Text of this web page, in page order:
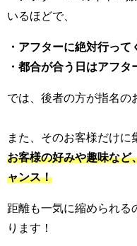
いるほどで、
・アフターに絶対行っ
・都合が合う日はアフ
では、後者の方が指名の
また、そのお客様だけに
お客様の好みや趣味など
ャンス！
距離も一気に縮められる
ります！